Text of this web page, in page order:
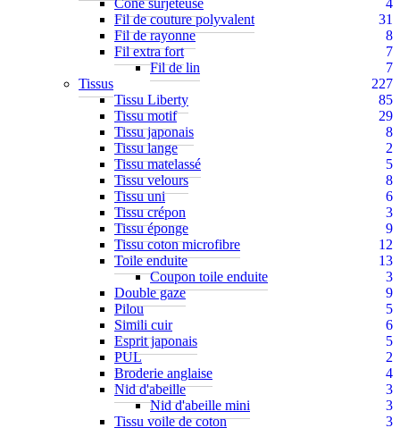
Cône surjeteuse
4
Fil de couture polyvalent
31
Fil de rayonne
8
Fil extra fort
7
Fil de lin
7
Tissus
227
Tissu Liberty
85
Tissu motif
29
Tissu japonais
8
Tissu lange
2
Tissu matelassé
5
Tissu velours
8
Tissu uni
6
Tissu crépon
3
Tissu éponge
9
Tissu coton microfibre
12
Toile enduite
13
Coupon toile enduite
3
Double gaze
9
Pilou
5
Simili cuir
6
Esprit japonais
5
PUL
2
Broderie anglaise
4
Nid d'abeille
3
Nid d'abeille mini
3
Tissu voile de coton
3